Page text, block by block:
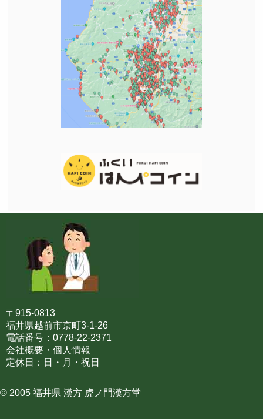
〒915-0813
福井県越前市京町3-1-26
電話番号：0778-22-2371
会社概要・個人情報
定休日：日・月・祝日
© 2005 福井県 漢方 虎ノ門漢方堂